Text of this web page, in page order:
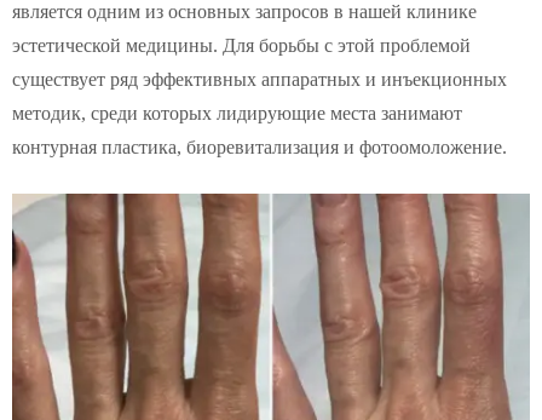
является одним из основных запросов в нашей клинике
эстетической медицины. Для борьбы с этой проблемой
существует ряд эффективных аппаратных и инъекционных
методик, среди которых лидирующие места занимают
контурная пластика, биоревитализация и фотоомоложение.